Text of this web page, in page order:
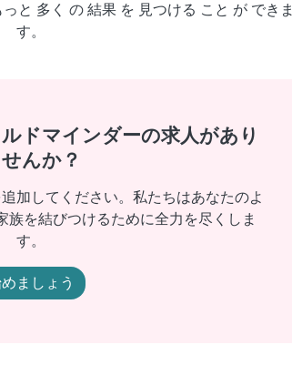
と 多く の 結果 を 見つける こと が できま
す。
ドマインダーの求人があり
んか？
加してください。私たちはあなたのよ
族を結びつけるために全力を尽くしま
す。
ましょう